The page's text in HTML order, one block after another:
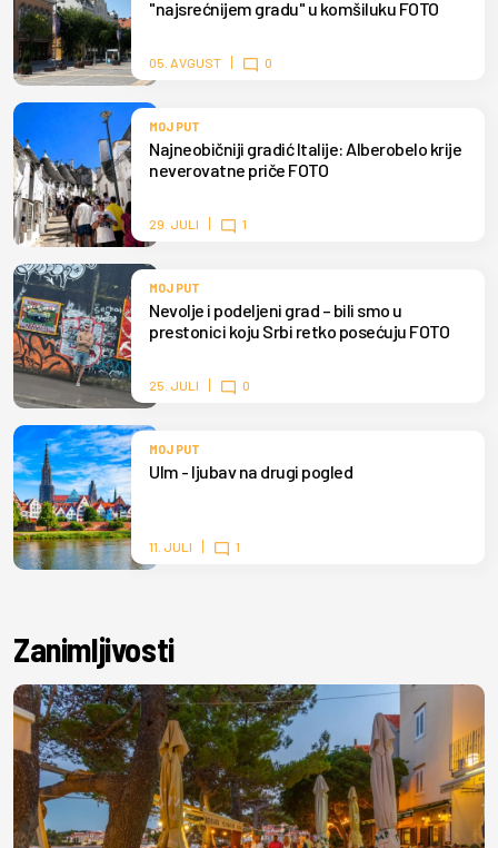
"najsrećnijem gradu" u komšiluku FOTO
05. AVGUST 0
MOJ PUT
Najneobičniji gradić Italije: Alberobelo krije
neverovatne priče FOTO
29. JULI 1
MOJ PUT
Nevolje i podeljeni grad – bili smo u
prestonici koju Srbi retko posećuju FOTO
25. JULI 0
MOJ PUT
Ulm - ljubav na drugi pogled
11. JULI 1
Zanimljivosti